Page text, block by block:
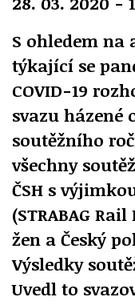
S ohledem na
týkající se
COVID-19
svazu
soutěžního
všechny
ČSH s
(STRABAG
žen a Český
Výsledky
Uvedl to